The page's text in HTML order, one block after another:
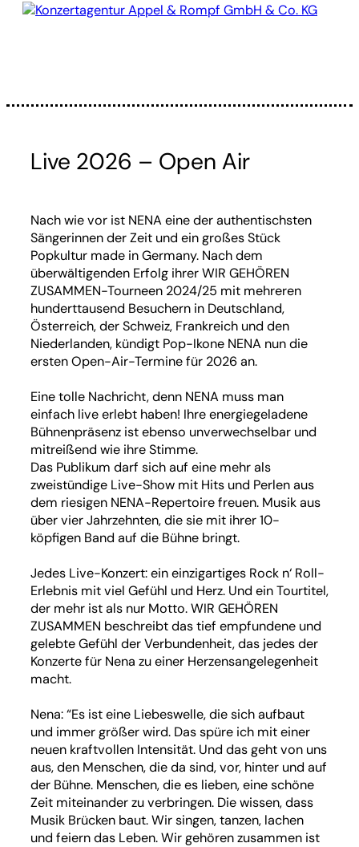
Konzertagentur Appel & Rompf GmbH & Co. KG
Live 2026 – Open Air
Nach wie vor ist NENA eine der authentischsten
Sängerinnen der Zeit und ein großes Stück
Popkultur made in Germany. Nach dem
überwältigenden Erfolg ihrer WIR GEHÖREN
ZUSAMMEN-Tourneen 2024/25 mit mehreren
hunderttausend Besuchern in Deutschland,
Österreich, der Schweiz, Frankreich und den
Niederlanden, kündigt Pop-Ikone NENA nun die
ersten Open-Air-Termine für 2026 an.
Eine tolle Nachricht, denn NENA muss man
einfach live erlebt haben! Ihre energiegeladene
Bühnenpräsenz ist ebenso unverwechselbar und
mitreißend wie ihre Stimme.
Das Publikum darf sich auf eine mehr als
zweistündige Live-Show mit Hits und Perlen aus
dem riesigen NENA-Repertoire freuen. Musik aus
über vier Jahrzehnten, die sie mit ihrer 10-
köpfigen Band auf die Bühne bringt.
Jedes Live-Konzert: ein einzigartiges Rock n‘ Roll-
Erlebnis mit viel Gefühl und Herz. Und ein Tourtitel,
der mehr ist als nur Motto. WIR GEHÖREN
ZUSAMMEN beschreibt das tief empfundene und
gelebte Gefühl der Verbundenheit, das jedes der
Konzerte für Nena zu einer Herzensangelegenheit
macht.
Nena: “Es ist eine Liebeswelle, die sich aufbaut
und immer größer wird. Das spüre ich mit einer
neuen kraftvollen Intensität. Und das geht von uns
aus, den Menschen, die da sind, vor, hinter und auf
der Bühne. Menschen, die es lieben, eine schöne
Zeit miteinander zu verbringen. Die wissen, dass
Musik Brücken baut. Wir singen, tanzen, lachen
und feiern das Leben. Wir gehören zusammen ist